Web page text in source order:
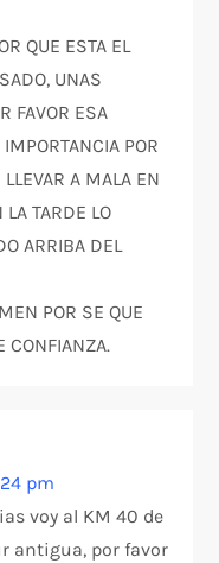
QUE ESTA EL
UNAS
FAVOR ESA
POR
A MALA EN
TARDE LO
ARRIBA DEL
POR SE QUE
CONFIANZA.
pm
voy al KM 40 de
antigua, por favor